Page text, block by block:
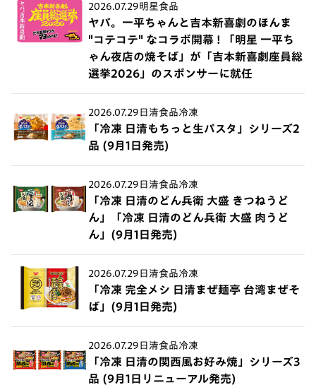
2026.07.29明星食品
ヤバ。一平ちゃんと吉本新喜劇のほんま
"コテコテ" なコラボ開幕 ! 「明星 一平ち
ゃん夜店の焼そば」が「吉本新喜劇座員総
選挙2026」のスポンサーに就任
2026.07.29 日清食品冷凍
「冷凍 日清もちっと生パスタ」シリーズ2
品 (9月1日発売)
2026.07.29 日清食品冷凍
「冷凍 日清のどん兵衛 大盛 きつねうど
ん」「冷凍 日清のどん兵衛 大盛 肉うど
ん」(9月1日発売)
2026.07.29 日清食品冷凍
「冷凍 完全メシ 日清まぜ麺亭 台湾まぜそ
ば」(9月1日発売)
2026.07.29 日清食品冷凍
「冷凍 日清の関西風お好み焼」シリーズ3
品 (9月1日リニューアル発売)